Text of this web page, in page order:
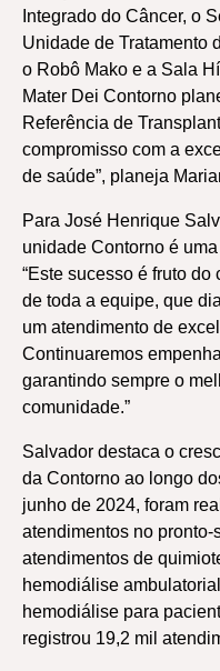
Integrado do Câncer, o
Unidade de Tratamento
o Robô Mako e a Sala
Mater Dei Contorno
Referência de
compromisso com a
de saúde”, planeja
Para José Henrique
unidade Contorno é
“Este sucesso é fruto
de toda a equipe, que
um atendimento de
Continuaremos
garantindo sempre o
comunidade.”
Salvador destaca o
da Contorno ao longo
junho de 2024, foram
atendimentos no pronto-
atendimentos de
hemodiálise
hemodiálise para
registrou 19,2 mil